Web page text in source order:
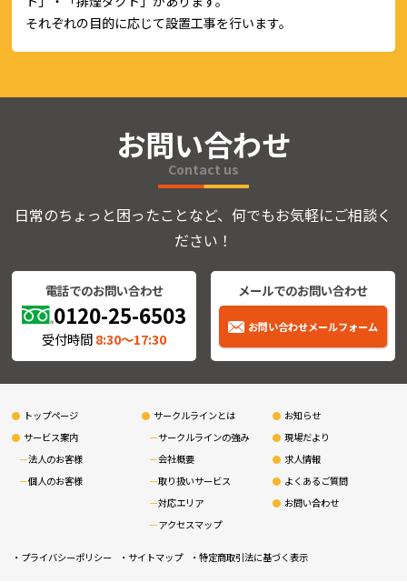
それぞれの目的に応じて設置工事を行います。
お問い合わせ
Contact us
日常のちょっと困ったことなど、何でもお気軽にご相談く
ださい！
電話でのお問い合わせ
0120-25-6503
受付時間8:30〜17:30
メールでのお問い合わせ
お問い合わせメールフォーム
トップページ
サービス案内
法人のお客様
個人のお客様
サークルラインとは
サークルラインの強み
会社概要
取り扱いサービス
対応エリア
アクセスマップ
お知らせ
現場だより
求人情報
よくあるご質問
お問い合わせ
プライバシーポリシー サイトマップ 特定商取引法に基づく表示